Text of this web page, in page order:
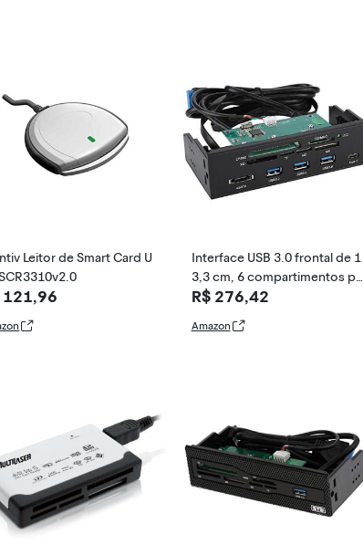
Leitor de Smart Card U
121,96
Interface USB 3.0 frontal de 1
3,3 cm, 6 compartimentos pa
ra cartão, painel de instrumen
painel frontal de PC, suporta c
R$ 276,42
Amazon